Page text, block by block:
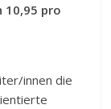
10,95 pro
innen die